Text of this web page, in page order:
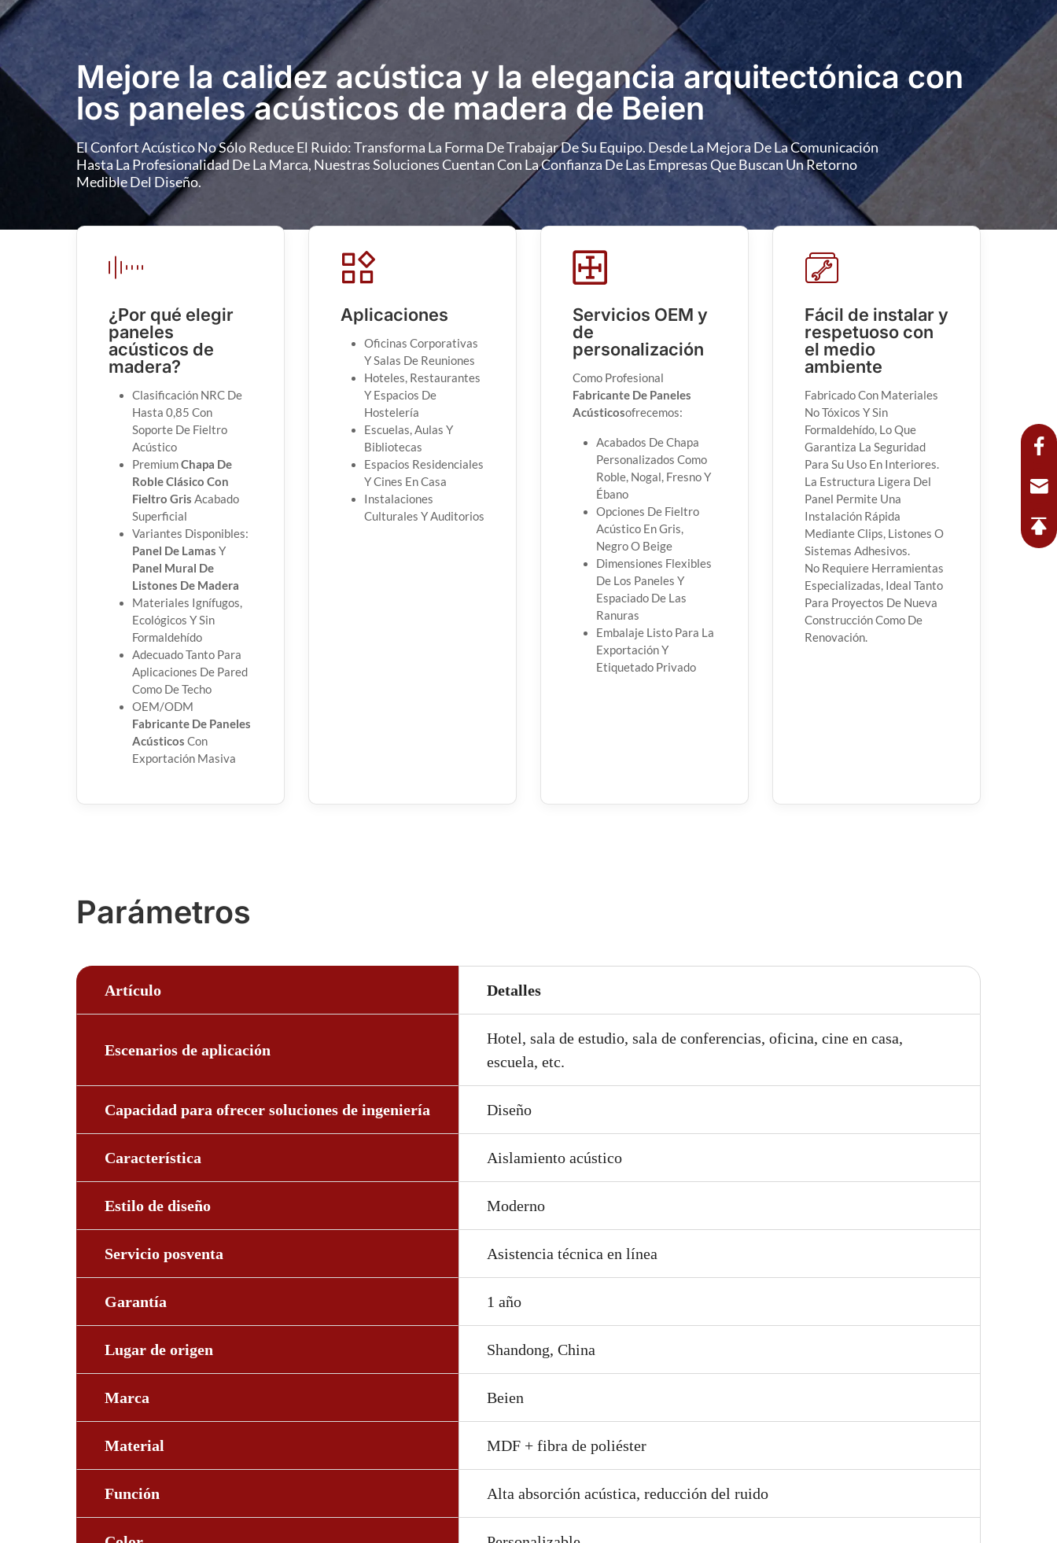
Mejore la calidez acústica y la elegancia arquitectónica con
los paneles acústicos de madera de Beien
El Confort Acústico No Sólo Reduce El Ruido: Transforma La Forma De Trabajar De Su Equipo. Desde La Mejora De La Comunicación
Hasta La Profesionalidad De La Marca, Nuestras Soluciones Cuentan Con La Confianza De Las Empresas Que Buscan Un Retorno
Medible Del Diseño.
¿Por qué elegir
paneles
acústicos de
madera?
Clasificación NRC De
Hasta 0,85 Con
Soporte De Fieltro
Acústico
PremiumChapa De
Roble Clásico Con
Fieltro Gris Acabado
Superficial
Variantes Disponibles:
Panel De Lamas Y
Panel Mural De
Listones De Madera
Materiales Ignífugos,
Ecológicos Y Sin
Formaldehído
Adecuado Tanto Para
Aplicaciones De Pared
Como De Techo
OEM/ODM
Fabricante De Paneles
Acústicos Con
Exportación Masiva
Aplicaciones
Oficinas Corporativas
Y Salas De Reuniones
Hoteles, Restaurantes
Y Espacios De
Hostelería
Escuelas, Aulas Y
Bibliotecas
Espacios Residenciales
Y Cines En Casa
Instalaciones
Culturales Y Auditorios
Servicios OEM y
de
personalización
Como Profesional
Fabricante De Paneles
AcústicosOfrecemos:
Acabados De Chapa
Personalizados Como
Roble, Nogal, Fresno Y
Ébano
Opciones De Fieltro
Acústico En Gris,
Negro O Beige
Dimensiones Flexibles
De Los Paneles Y
Espaciado De Las
Ranuras
Embalaje Listo Para La
Exportación Y
Etiquetado Privado
Fácil de instalar y
respetuoso con
el medio
ambiente
Fabricado Con Materiales
No Tóxicos Y Sin
Formaldehído, Lo Que
Garantiza La Seguridad
Para Su Uso En Interiores.
La Estructura Ligera Del
Panel Permite Una
Instalación Rápida
Mediante Clips, Listones O
Sistemas Adhesivos.
No Requiere Herramientas
Especializadas, Ideal Tanto
Para Proyectos De Nueva
Construcción Como De
Renovación.
Parámetros
Artículo Detalles
Escenarios de aplicación
Hotel, sala de estudio, sala de conferencias, oficina, cine en casa,
escuela, etc.
Capacidad para ofrecer soluciones de ingeniería Diseño
Característica Aislamiento acústico
Estilo de diseño Moderno
Servicio posventa Asistencia técnica en línea
Garantía 1 año
Lugar de origen Shandong, China
Marca Beien
Material MDF + fibra de poliéster
Función Alta absorción acústica, reducción del ruido